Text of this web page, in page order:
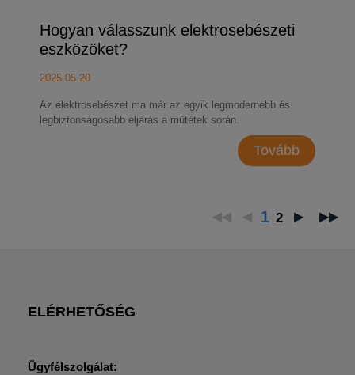
Hogyan válasszunk elektrosebészeti
eszközöket?
2025.05.20
Az elektrosebészet ma már az egyik legmodernebb és
legbiztonságosabb eljárás a műtétek során.
Tovább
1 2
ELÉRHETŐSÉG
Ügyfélszolgálat: